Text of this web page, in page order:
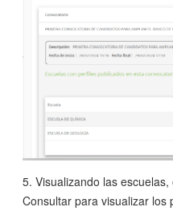
5. Visualizando las
Consultar para visualizar los